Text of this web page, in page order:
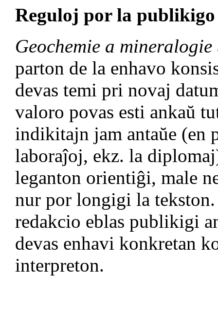
Reguloj por la
Geochemie a mineralogie
parton de la enhavo
devas temi pri novaj
valoro povas esti ankaŭ
indikitajn jam antaŭe (en
laboraĵoj, ekz. la
leganton orientiĝi, male
nur por longigi la
redakcio eblas publikigi
devas enhavi konkretan
interpreton.